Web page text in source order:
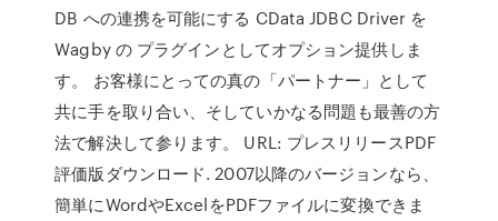
DB への連携を可能にする CData JDBC Driver を
Wagby の プラグインとしてオプション提供しま
す。 お客様にとっての真の「パートナー」として
共に手を取り合い、そしていかなる問題も最善の方
法で解決して参ります。 URL: プレスリリースPDF
評価版ダウンロード. 2007以降のバージョンなら、
簡単にWordやExcelをPDFファイルに変換できま